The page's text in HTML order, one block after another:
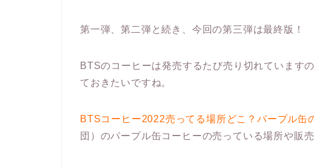
第一弾、第二弾と続き、今回の第三弾は最終版！
BTSのコーヒーは発売するたび売り切れています
ておきたいですね。
BTSコーヒー2022売ってる場所どこ？パープル缶
団）のパープル缶コーヒーの売っている場所や販